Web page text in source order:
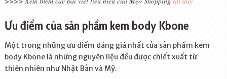
Ưu điểm của sản phẩm kem body Kbone
Một trong những ưu điểm đáng giá nhất của sản phẩm kem
body Kbone là những nguyên liệu đều được chiết xuất từ
thiên nhiên như Nhật Bản và Mỹ.